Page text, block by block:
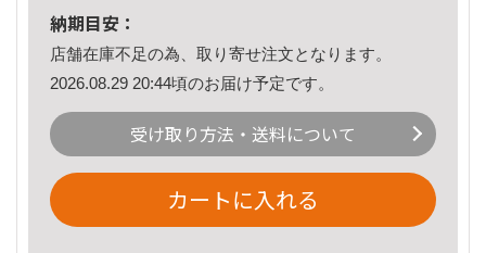
納期目安：
店舗在庫不足の為、取り寄せ注文となります。
2026.08.29 20:44頃のお届け予定です。
受け取り方法・送料について
カートに入れる